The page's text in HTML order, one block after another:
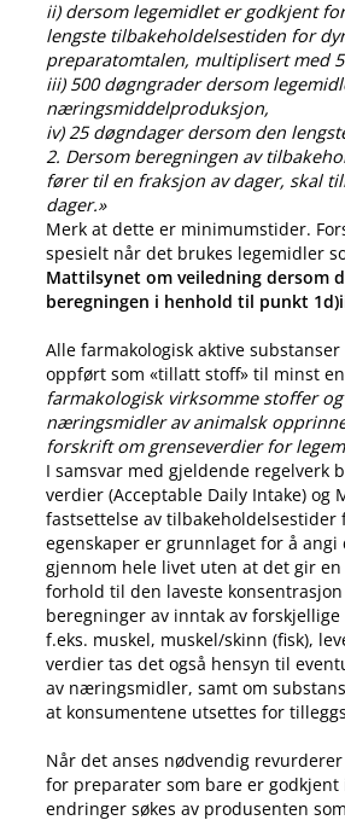
ii) dersom legemidlet er godkjent
lengste tilbakeholdelsestiden for
preparatomtalen, multiplisert med
iii) 500 døgngrader dersom
næringsmiddelproduksjon,
iv) 25 døgndager dersom den
2. Dersom beregningen av
fører til en fraksjon av dager, skal
dager.»
Merk at dette er minimumstider.
spesielt når det brukes legemidler
Mattilsynet om veiledning dersom
beregningen i henhold til punkt
Alle farmakologisk aktive
oppført som «tillatt stoff» til minst
farmakologisk virksomme stoffer
næringsmidler av animalsk
forskrift om grenseverdier for
I samsvar med gjeldende regelverk
verdier (Acceptable Daily Intake) og
fastsettelse av
egenskaper er grunnlaget for å
gjennom hele livet uten at det gir
forhold til den laveste
beregninger av inntak av
f.eks. muskel, muskel​/​skinn (fisk),
verdier tas det også hensyn til
av næringsmidler, samt om
at konsumentene utsettes for
Når det anses nødvendig revurderer
for preparater som bare er
endringer søkes av produsenten